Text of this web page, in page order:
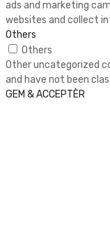
ads and marketing
websites and collect
Others
Others
Other uncategorized
and have not been
GEM & ACCEPTÈR